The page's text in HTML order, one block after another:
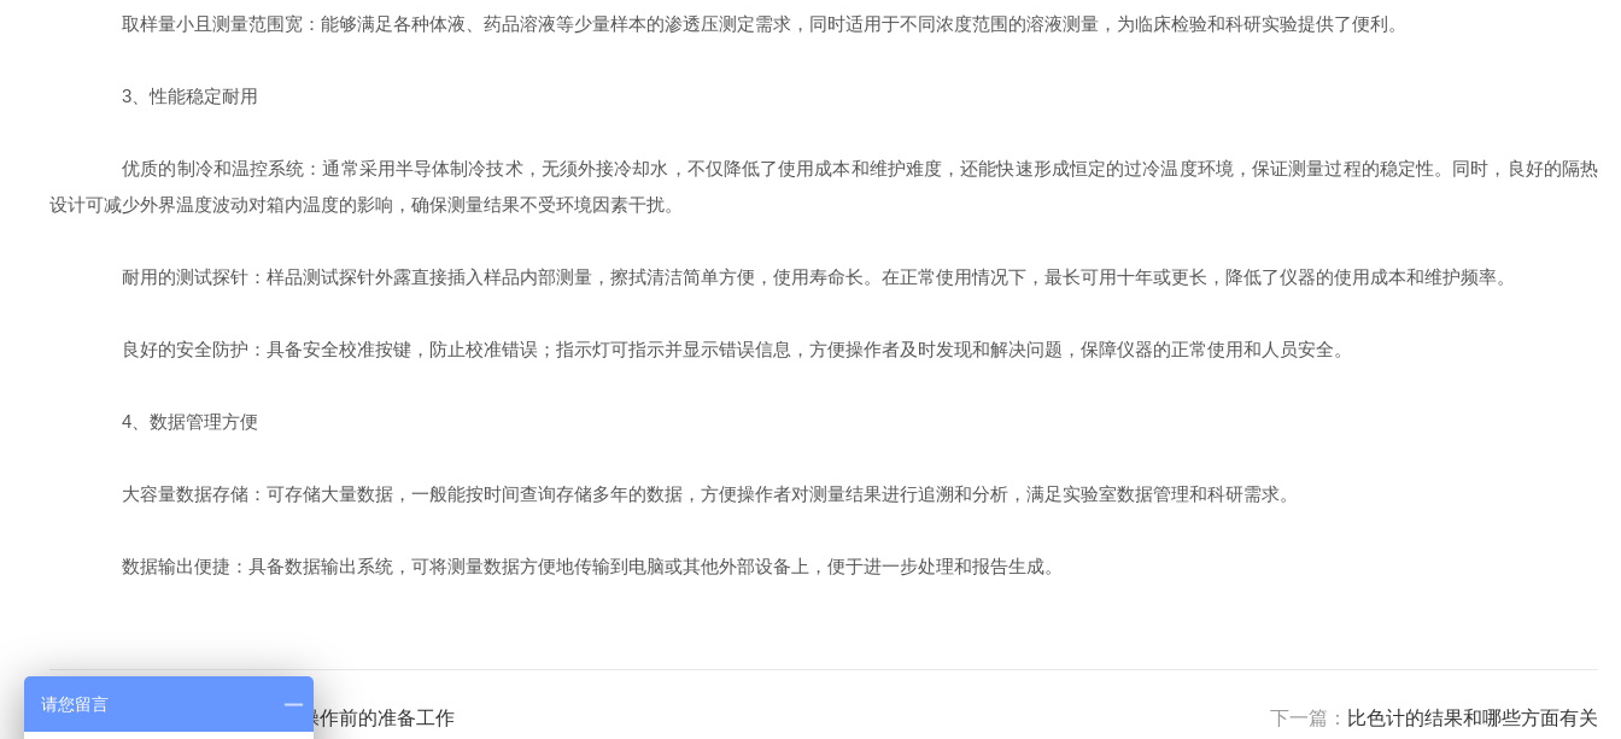
取样量小且测量范围宽：能够满足各种体液、药品溶液等少量样本的渗透压测定需求，同时适用于不同浓度范围的溶液测量，为临床检验和科研实验提供了便利。
3、性能稳定耐用
优质的制冷和温控系统：通常采用半导体制冷技术，无须外接冷却水，不仅降低了使用成本和维护难度，还能快速形成恒定的过冷温度环境，保证测量过程的稳定性。同时，良好的隔热
设计可减少外界温度波动对箱内温度的影响，确保测量结果不受环境因素干扰。
耐用的测试探针：样品测试探针外露直接插入样品内部测量，擦拭清洁简单方便，使用寿命长。在正常使用情况下，最长可用十年或更长，降低了仪器的使用成本和维护频率。
良好的安全防护：具备安全校准按键，防止校准错误；指示灯可指示并显示错误信息，方便操作者及时发现和解决问题，保障仪器的正常使用和人员安全。
4、数据管理方便
大容量数据存储：可存储大量数据，一般能按时间查询存储多年的数据，方便操作者对测量结果进行追溯和分析，满足实验室数据管理和科研需求。
数据输出便捷：具备数据输出系统，可将测量数据方便地传输到电脑或其他外部设备上，便于进一步处理和报告生成。
上一篇： 谈谈冰点渗透压仪在操作前的准备工作 下一篇： 比色计的结果和哪些方面有关
请您留言